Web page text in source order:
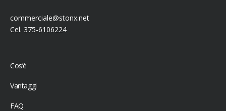
commerciale@stonx.net
Cel. 375-6106224
Cos’è
Vantaggi
FAQ